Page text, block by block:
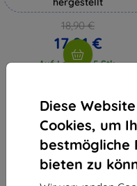
Diese
Cookies, um
bestmögliche
bieten zu
18,90 €
17,01 €
Auf Lager > 5 Stk.
vom ganzen